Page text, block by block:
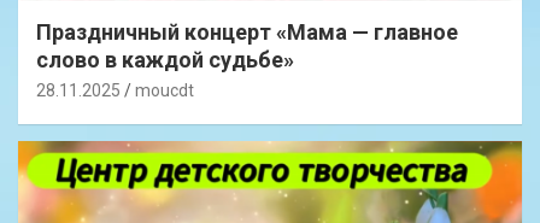
Праздничный концерт «Мама — главное
слово в каждой судьбе»
28.11.2025 moucdt